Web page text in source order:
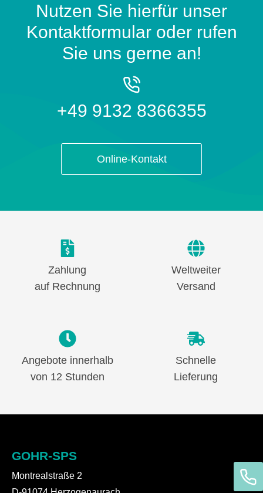
Nutzen Sie hierfür unser
Kontaktformular oder rufen
Sie uns gerne an!
+49 9132 8366355
Online-Kontakt
Zahlung
auf Rechnung
Weltweiter
Versand
Angebote innerhalb
von 12 Stunden
Schnelle
Lieferung
GOHR-SPS
Montrealstraße 2